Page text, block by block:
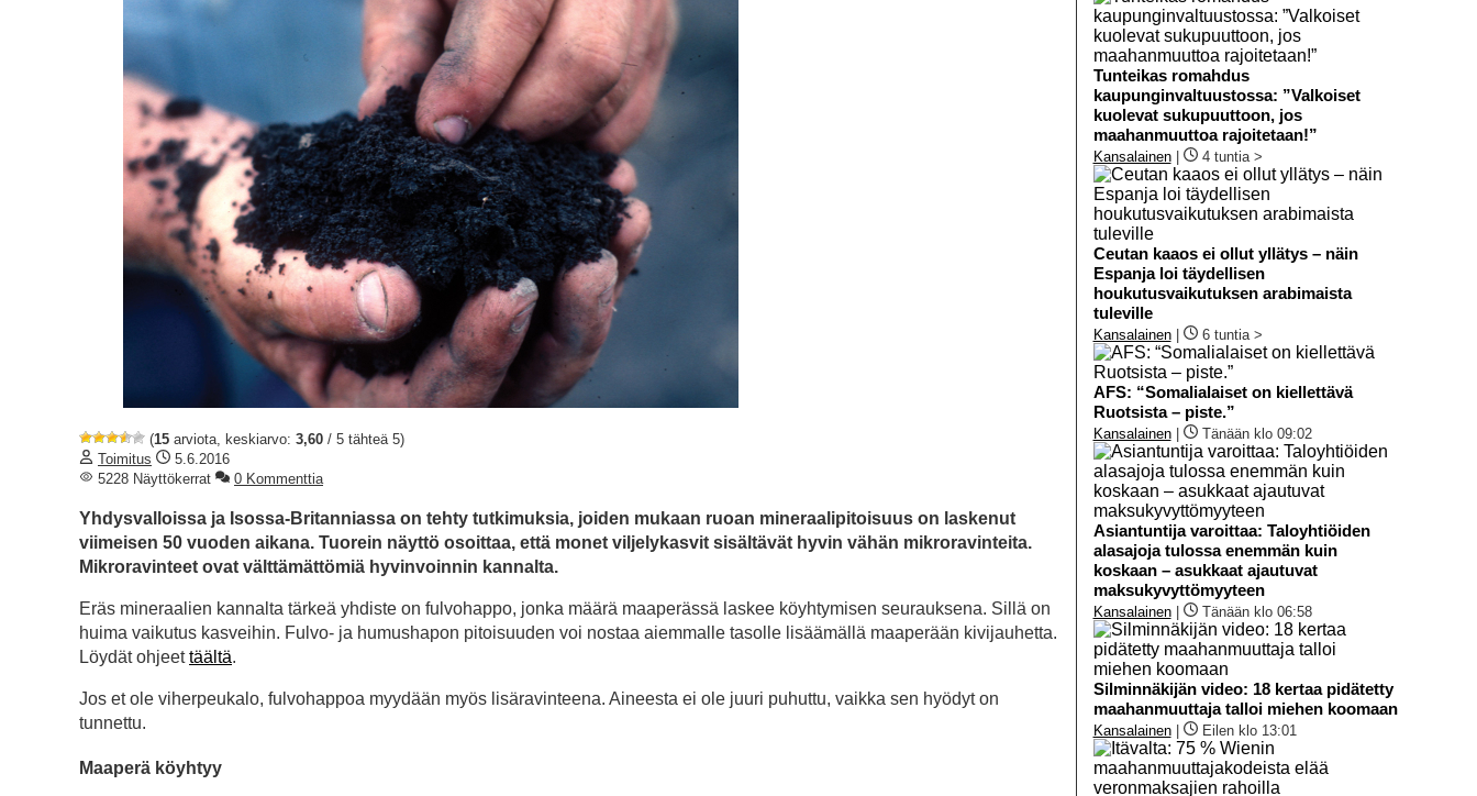
(15 arviota, keskiarvo: 3,60 / 5 tähteä 5)
Toimitus
5.6.2016
5228 Näyttökerrat
0 Kommenttia
Yhdysvalloissa ja Isossa-Britanniassa on tehty tutkimuksia, joiden mukaan ruoan mineraalipitoisuus on laskenut
viimeisen 50 vuoden aikana. Tuorein näyttö osoittaa, että monet viljelykasvit sisältävät hyvin vähän mikroravinteita.
Mikroravinteet ovat välttämättömiä hyvinvoinnin kannalta.
Eräs mineraalien kannalta tärkeä yhdiste on fulvohappo, jonka määrä maaperässä laskee köyhtymisen seurauksena. Sillä on
huima vaikutus kasveihin. Fulvo- ja humushapon pitoisuuden voi nostaa aiemmalle tasolle lisäämällä maaperään kivijauhetta.
Löydät ohjeettäältä.
Jos et ole viherpeukalo, fulvohappoa myydään myös lisäravinteena. Aineesta ei ole juuri puhuttu, vaikka sen hyödyt on
tunnettu.
Maaperä köyhtyy
Tunteikas romahdus
kaupunginvaltuustossa: ”Valkoiset
kuolevat sukupuuttoon, jos
maahanmuuttoa rajoitetaan!”
Kansalainen| 4 tuntia >
Ceutan kaaos ei ollut yllätys – näin
Espanja loi täydellisen
houkutusvaikutuksen arabimaista
tuleville
Kansalainen| 6 tuntia >
AFS: “Somalialaiset on kiellettävä
Ruotsista – piste.”
Kansalainen| Tänään klo 09:02
Asiantuntija varoittaa: Taloyhtiöiden
alasajoja tulossa enemmän kuin
koskaan – asukkaat ajautuvat
maksukyvyttömyyteen
Kansalainen| Tänään klo 06:58
Silminnäkijän video: 18 kertaa pidätetty
maahanmuuttaja talloi miehen koomaan
Kansalainen| Eilen klo 13:01